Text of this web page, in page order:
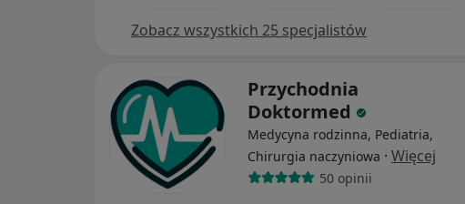
Zobacz wszystkich 25 specjalistów
Przychodnia
Doktormed
Medycyna rodzinna, Pediatria,
Chirurgia naczyniowa · Więcej
50 opinii